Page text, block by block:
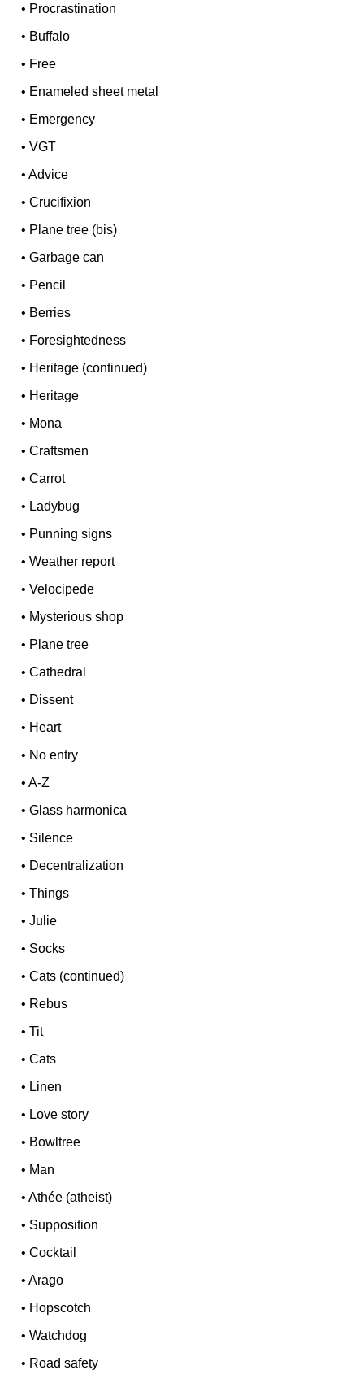
• Procrastination
• Buffalo
• Free
• Enameled sheet metal
• Emergency
•VGT
•Advice
•Crucifixion
• Plane tree (bis)
•Garbage can
• Pencil
• Berries
• Foresightedness
• Heritage (continued)
• Heritage
• Mona
•Craftsmen
•Carrot
• Ladybug
• Punning signs
•Weather report
•Velocipede
• Mysterious shop
• Plane tree
•Cathedral
• Dissent
• Heart
• No entry
•A-Z
•Glass harmonica
• Silence
• Decentralization
•Things
•Julie
• Socks
•Cats (continued)
• Rebus
•Tit
•Cats
• Linen
• Love story
• Bowltree
• Man
•Athée (atheist)
• Supposition
•Cocktail
•Arago
• Hopscotch
•Watchdog
• Road safety